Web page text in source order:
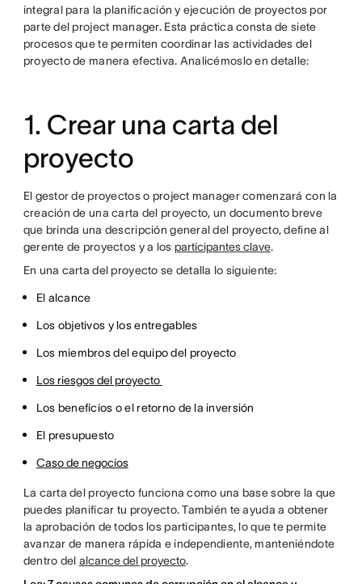
integral para la planificación y ejecución de proyectos por
parte del project manager. Esta práctica consta de siete
procesos que te permiten coordinar las actividades del
proyecto de manera efectiva. Analicémoslo en detalle:
1. Crear una carta del
proyecto
El gestor de proyectos o project manager comenzará con la
creación de una carta del proyecto, un documento breve
que brinda una descripción general del proyecto, define al
gerente de proyectos y a los participantes clave.
En una carta del proyecto se detalla lo siguiente:
El alcance
Los objetivos y los entregables
Los miembros del equipo del proyecto
Los riesgos del proyecto
Los beneficios o el retorno de la inversión
El presupuesto
Caso de negocios
La carta del proyecto funciona como una base sobre la que
puedes planificar tu proyecto. También te ayuda a obtener
la aprobación de todos los participantes, lo que te permite
avanzar de manera rápida e independiente, manteniéndote
dentro del alcance del proyecto.